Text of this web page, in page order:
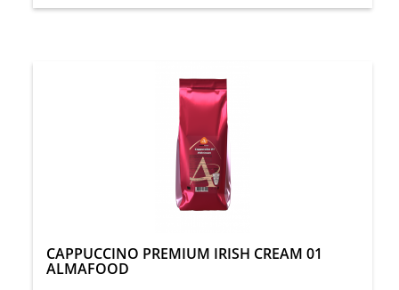
CAPPUCCINO PREMIUM IRISH CREAM 01
ALMAFOOD